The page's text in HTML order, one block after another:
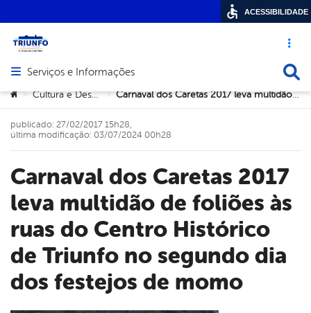
Acesso
Abrir menu principal de navegação
Serviços e Informações
Você está aqui:
> Cultura e Desportos > Carnaval dos Caretas 2017 leva multidão de foliões às ruas do Centro Histórico de Triunfo no segundo dia dos festejos de momo
Carnaval dos Caretas 2017
leva multidão de foliões às
ruas do Centro Histórico
de Triunfo no segundo dia
dos festejos de momo
publicado: 27/02/2017 15h28,
última modificação: 03/07/2024 00h28
ACESSIBILIDADE